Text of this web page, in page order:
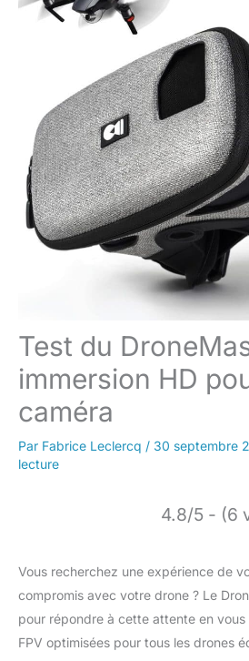
Test du
immersion HD
caméra
Par Fabrice Leclercq / 30 septembre
lecture
4.8/5 - (6
Vous recherchez une expérience de
compromis avec votre drone ? Le
pour répondre à cette attente en
FPV optimisées pour tous les drones